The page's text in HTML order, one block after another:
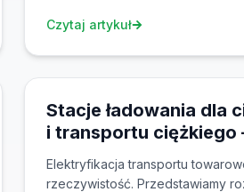
gdzie zaoszczędzisz najwięcej
Czytaj artykuł
Stacje ładowania dla
i transportu
Megawatowe
dla elektrycznych
Elektryfikacja transportu
rzeczywistość. Przedstawiamy